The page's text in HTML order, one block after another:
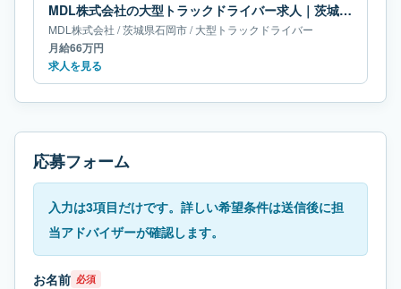
MDL株式会社の大型トラックドライバー求人｜茨城県石岡市｜月給66万円
MDL株式会社 /茨城県石岡市/大型トラックドライバー
月給66万円
求人を見る
応募フォーム
入力は3項目だけです。詳しい希望条件は送信後に担
当アドバイザーが確認します。
お名前 必須